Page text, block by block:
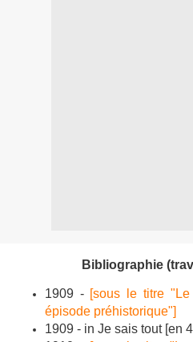
Bibliographie
1909 - [sous le titre
épisode préhistorique"]
1909 - in Je sais tout [en